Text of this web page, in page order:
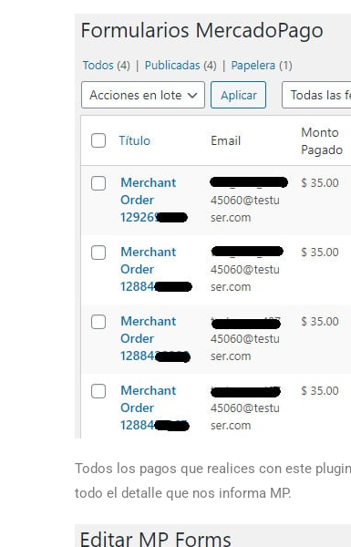
Todos los pagos que realices con este
todo el detalle que nos informa MP.